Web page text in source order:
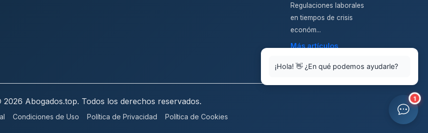
Regulaciones laborales
en tiempos de crisis
económ...
Más artículos
2026 Abogados.top. Todos los derechos reservados.
Condiciones de Uso Política de Privacidad Política de Cookies
1
¡Hola! 👋 ¿En qué podemos ayudarle?